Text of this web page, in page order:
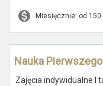
Miesięcznie: od 150
Nauka
Zajęcia indywidualne I